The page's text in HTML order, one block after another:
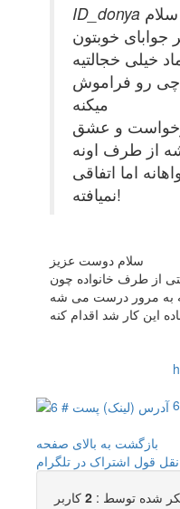
سلام
جوابای خوبتون
خیلی خجالتیه
چی رو فراموش
میکنه
و عشق
از طرف اونه
اما اتفاقی
نمیافته!
سلام دوست عزیز
از طرف خانواده چون
به مرور درست می شه
این کار شد اقدام کنه
بازگشت به بالای صفحه
نقل قول اشتراک در تلگرام
شده توسط : 2 کاربر